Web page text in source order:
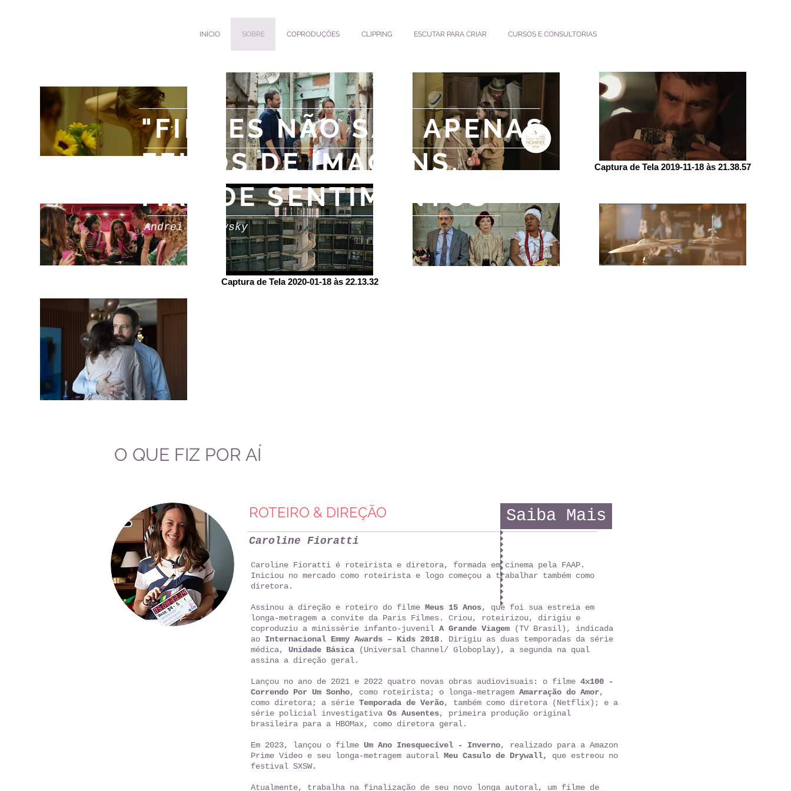
INÍCIO SOBRE COPRODUÇÕES CLIPPING ESCUTAR PARA CRIAR CURSOS E CONSULTORIAS
Captura de Tela 2019-11-18 às 21.38.57
Captura de Tela 2020-01-18 às 22.13.32
"FILMES NÃO SÃO APENAS
FEITOS DE IMAGENS,
MAS DE SENTIMENTOS"
Andrei Tarkovsky
O QUE FIZ POR AÍ
ROTEIRO & DIREÇÃO Saiba Mais
Caroline Fioratti
Caroline Fioratti é roteirista e diretora, formada em cinema pela FAAP.
Iniciou no mercado como roteirista e logo começou a trabalhar também como
diretora.
Assinou a direção e roteiro do filme Meus 15 Anos, que foi sua estreia em
longa-metragem a convite da Paris Filmes. Criou, roteirizou, dirigiu e
coproduziu a minissérie infanto-juvenil A Grande Viagem (TV Brasil), indicada
ao Internacional Emmy Awards – Kids 2018. Dirigiu as duas temporadas da série
médica, Unidade Básica (Universal Channel/ Globoplay), a segunda na qual
assina a direção geral.
Lançou no ano de 2021 e 2022 quatro novas obras audiovisuais: o filme 4x100 -
Correndo Por Um Sonho, como roteirista; o longa-metragem Amarração do Amor,
como diretora; a série Temporada de Verão, também como diretora (Netflix); e a
série policial investigativa Os Ausentes, primeira produção original
brasileira para a HBOMax, como diretora geral.
Em 2023, lançou o filme Um Ano Inesquecível - Inverno, realizado para a Amazon
Prime Video e seu longa-metragem autoral Meu Casulo de Drywall,
que estreou no
festival SXSW.
​Atualmente, trabalha na finalização de seu novo longa autoral, um filme de